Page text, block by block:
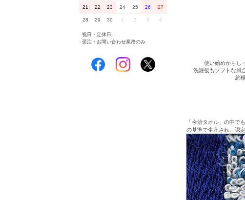
21 22 23 24 25 26 27
28 29 30 1 2 3 4
祝日・定休日
■受注・お問い合わせ業務のみ
使い始めからし
洗濯後もソフトな風
約
「今治タオル」の中で
の基準で生産され、認